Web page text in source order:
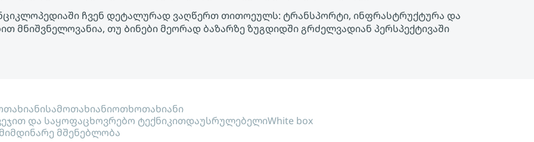
ენციკლოპედიაში ჩვენ დეტალურად ვაღწერთ თითოეულს: ტრანსპორტი, ინფრასტრუქტურა და
მნიშვნელოვანია, თუ Ბინები მეორად ბაზარზე ზუგდიდში გრძელვადიან პერსპექტივაში
სამოთახიანიოთხოთახიანი
და საყოფაცხოვრებო ტექნიკითდაუსრულებელიWhite box
მიმდინარე მშენებლობა